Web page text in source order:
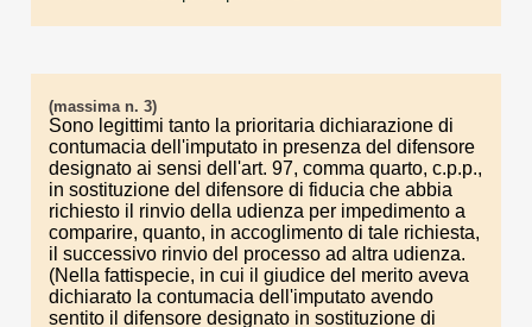
(massima n. 3)
Sono legittimi tanto la prioritaria dichiarazione di
contumacia dell'imputato in presenza del difensore
designato ai sensi dell'art. 97, comma quarto, c.p.p.,
in sostituzione del difensore di fiducia che abbia
richiesto il rinvio della udienza per impedimento a
comparire, quanto, in accoglimento di tale richiesta,
il successivo rinvio del processo ad altra udienza.
(Nella fattispecie, in cui il giudice del merito aveva
dichiarato la contumacia dell'imputato avendo
sentito il difensore designato in sostituzione di